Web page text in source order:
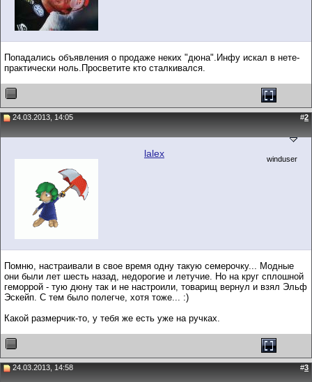
Попадались объявления о продаже неких "дюна".Инфу искал в нете-
практически ноль.Просветите кто сталкивался.
24.03.2013, 14:05 #2
lalex winduser
Помню, настраивали в свое время одну такую семерочку... Модные
они были лет шесть назад, недорогие и летучие. Но на круг сплошной
геморрой - тую дюну так и не настроили, товарищ вернул и взял Эльф
Эскейп. С тем было полегче, хотя тоже... :)
Какой размерчик-то, у тебя же есть уже на ручках.
24.03.2013, 14:58 #3